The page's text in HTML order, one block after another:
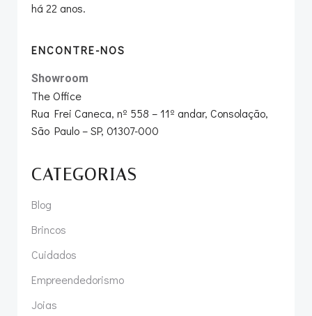
há 22 anos.
ENCONTRE-NOS
Showroom
The Office
Rua Frei Caneca, nº 558 – 11º andar, Consolação,
São Paulo – SP, 01307-000
CATEGORIAS
Blog
Brincos
Cuidados
Empreendedorismo
Joias